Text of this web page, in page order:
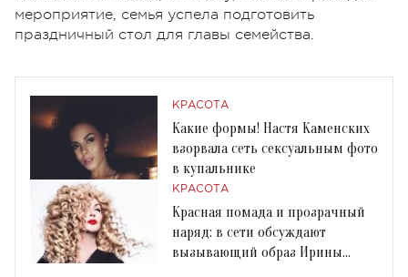
мероприятие, семья успела подготовить
праздничный стол для главы семейства.
КРАСОТА
Какие формы! Настя Каменских
взорвала сеть сексуальным фото
в купальнике
КРАСОТА
Красная помада и прозрачный
наряд: в сети обсуждают
вызывающий образ Ирины